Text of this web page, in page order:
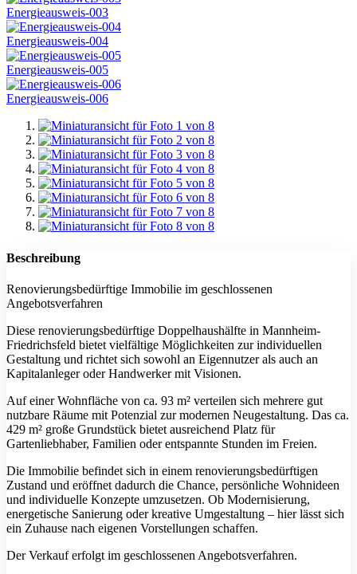
Energieausweis-003
Energieausweis-004
Energieausweis-005
Energieausweis-006
Beschreibung
Renovierungsbedürftige Immobilie im geschlossenen
Angebotsverfahren
Diese renovierungsbedürftige Doppelhaushälfte in Mannheim-
Friedrichsfeld bietet vielfältige Möglichkeiten zur individuellen
Gestaltung und richtet sich sowohl an Eigennutzer als auch an
Kapitalanleger oder Handwerker mit Visionen.
Auf einer Wohnfläche von ca. 93 m² verteilen sich mehrere gut
nutzbare Räume mit Potenzial zur modernen Neugestaltung. Das ca.
429 m² große Grundstück bietet ausreichend Platz für
Gartenliebhaber, Familien oder entspannte Stunden im Freien.
Die Immobilie befindet sich in einem renovierungsbedürftigen
Zustand und eröffnet dadurch die Chance, persönliche Wohnideen
und individuelle Konzepte umzusetzen. Ob Modernisierung,
energetische Sanierung oder kreative Umgestaltung – hier lässt sich
ein Zuhause nach eigenen Vorstellungen schaffen.
Der Verkauf erfolgt im geschlossenen Angebotsverfahren.